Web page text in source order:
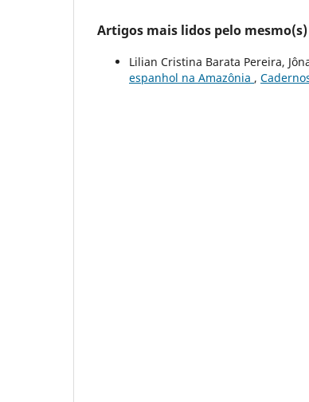
Artigos mais lidos pelo
Lilian Cristina Barata Pereira,
espanhol na Amazônia ,